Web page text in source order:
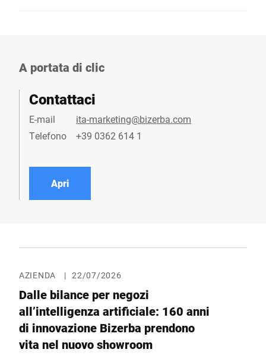
A portata di clic
Contattaci
E-mail
ita-marketing@bizerba.com
Telefono
+39 0362 614 1
Apri
AZIENDA | 22/07/2026
Dalle bilance per negozi
all’intelligenza artificiale: 160 anni
di innovazione Bizerba prendono
vita nel nuovo showroom